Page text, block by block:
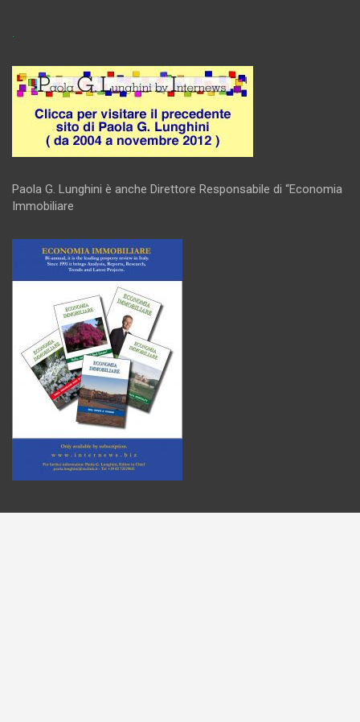
.
Paola G. Lunghini è anche Direttore Responsabile di “Economia
Immobiliare